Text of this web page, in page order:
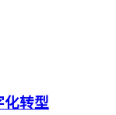
化转型